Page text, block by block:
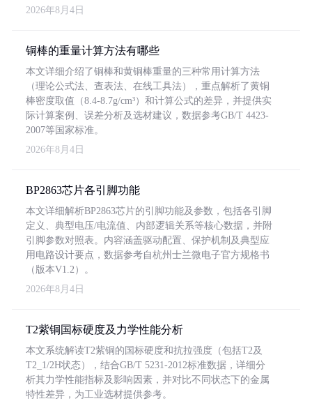
2026年8月4日
铜棒的重量计算方法有哪些
本文详细介绍了铜棒和黄铜棒重量的三种常用计算方法
（理论公式法、查表法、在线工具法），重点解析了黄铜
棒密度取值（8.4-8.7g/cm³）和计算公式的差异，并提供实
际计算案例、误差分析及选材建议，数据参考GB/T 4423-
2007等国家标准。
2026年8月4日
BP2863芯片各引脚功能
本文详细解析BP2863芯片的引脚功能及参数，包括各引脚
定义、典型电压/电流值、内部逻辑关系等核心数据，并附
引脚参数对照表。内容涵盖驱动配置、保护机制及典型应
用电路设计要点，数据参考自杭州士兰微电子官方规格书
（版本V1.2）。
2026年8月4日
T2紫铜国标硬度及力学性能分析
本文系统解读T2紫铜的国标硬度和抗拉强度（包括T2及
T2_1/2H状态），结合GB/T 5231-2012标准数据，详细分
析其力学性能指标及影响因素，并对比不同状态下的金属
特性差异，为工业选材提供参考。